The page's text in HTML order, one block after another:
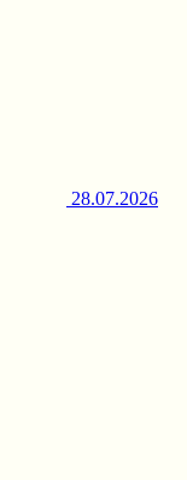
28.07.2026